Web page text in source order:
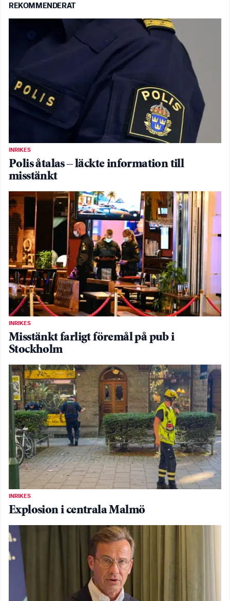
REKOMMENDERAT
INRIKES
Polis åtalas – läckte information till
misstänkt
INRIKES
Misstänkt farligt föremål på pub i
Stockholm
INRIKES
Explosion i centrala Malmö